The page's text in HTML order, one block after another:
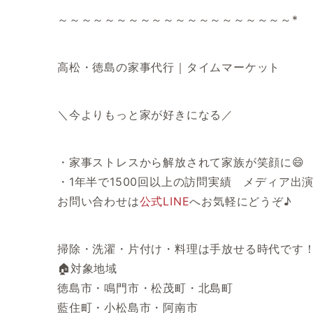
～～～～～～～～～～～～～～～～～～～～*
高松・徳島の家事代行｜タイムマーケット
＼今よりもっと家が好きになる／
・家事ストレスから解放されて家族が笑顔に😄
・1年半で1500回以上の訪問実績 メディア出
お問い合わせは公式LINEへお気軽にどうぞ♪
掃除・洗濯・片付け・料理は手放せる時代です！
🏠対象地域
徳島市・鳴門市・松茂町・北島町
藍住町・小松島市・阿南市